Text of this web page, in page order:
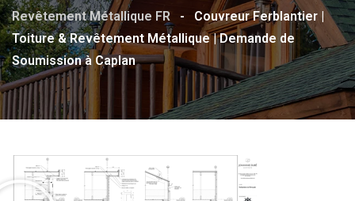
Revêtement Métallique FR -
Couvreur Ferblantier |
Toiture & Revêtement Métallique | Demande de
Soumission à Caplan